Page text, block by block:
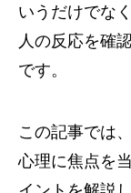
いうだけでな
人の反応を確
です。
この記事では
心理に焦点を